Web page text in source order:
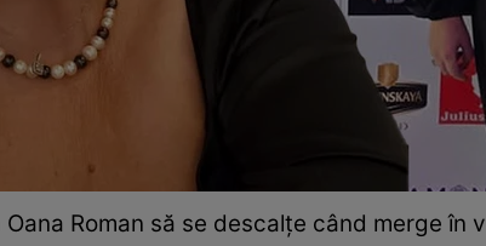
Roman să se descalțe când merge în